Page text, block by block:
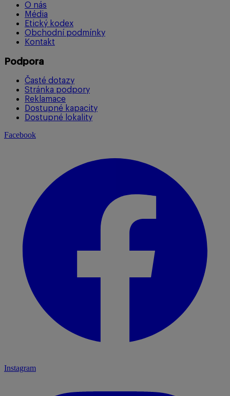
O nás
Média
Etický kodex
Obchodní podmínky
Kontakt
Podpora
Časté dotazy
Stránka podpory
Reklamace
Dostupné kapacity
Dostupné lokality
Facebook
Instagram